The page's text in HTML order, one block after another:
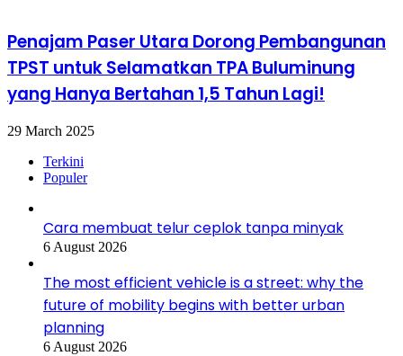
Penajam Paser Utara Dorong Pembangunan
TPST untuk Selamatkan TPA Buluminung
yang Hanya Bertahan 1,5 Tahun Lagi!
29 March 2025
Terkini
Populer
Cara membuat telur ceplok tanpa minyak
6 August 2026
The most efficient vehicle is a street: why the
future of mobility begins with better urban
planning
6 August 2026